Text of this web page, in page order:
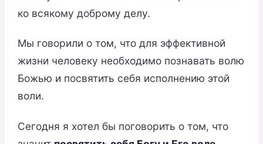
ко всякому доброму делу.
Мы говорили о том, что для эффективной
жизни человеку необходимо познавать волю
Божью и посвятить себя исполнению этой
воли.
Сегодня я хотел бы поговорить о том, что